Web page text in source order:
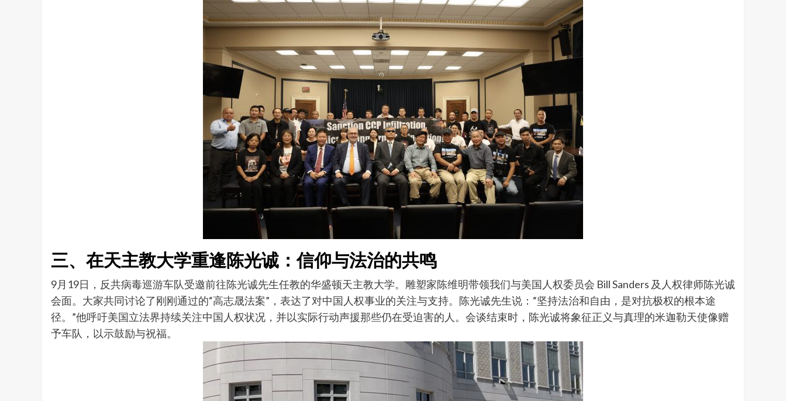
三、在天主教大学重逢陈光诚：信仰与法治的共鸣
9月19日，反共病毒巡游车队受邀前往陈光诚先生任教的华盛顿天主教大学。雕塑家陈维明带领我们与美国人权委员会 Bill Sanders 及人权律师陈光诚
会面。大家共同讨论了刚刚通过的“高志晟法案”，表达了对中国人权事业的关注与支持。陈光诚先生说：“坚持法治和自由，是对抗极权的根本途
径。”他呼吁美国立法界持续关注中国人权状况，并以实际行动声援那些仍在受迫害的人。会谈结束时，陈光诚将象征正义与真理的米迦勒天使像赠
予车队，以示鼓励与祝福。